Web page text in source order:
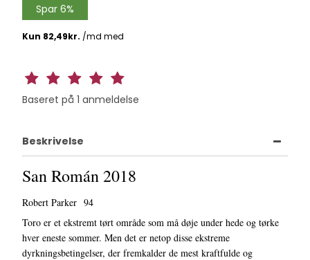
Spar 6%
Baseret på 1 anmeldelse
Beskrivelse
San Román 2018
Robert Parker 94
Toro er et ekstremt tørt område som må døje under hede og tørke
hver eneste sommer. Men det er netop disse ekstreme
dyrkningsbetingelser, der fremkalder de mest kraftfulde og